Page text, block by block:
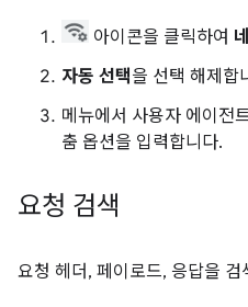
아이콘을 클릭하여
자동 선택을 선택 해제합
메뉴에서 사용자 에이전
춤 옵션을 입력합니다.
요청 검색
요청 헤더, 페이로드, 응답을